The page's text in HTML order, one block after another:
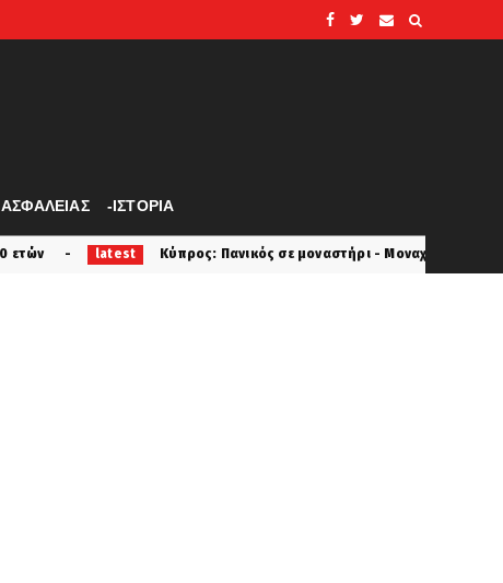
-ΙΣΤΟΡΙΑ
Κύπρος: Πανικός σε μοναστήρι - Μοναχός επιτέθηκε με μαχαίρι και